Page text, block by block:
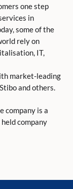
one step
in
some of the
rely on
IT,
market-leading
and others.
company is a
company